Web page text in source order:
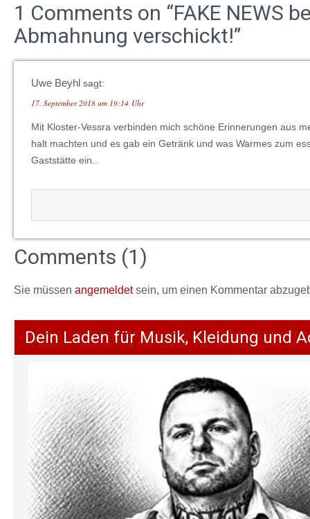
1 Comments on “FAKE NEWS
Abmahnung verschickt!”
Uwe Beyhl sagt:
17. September 2018 um 19:14 Uhr
Mit Kloster-Vessra verbinden mich schöne Erinnerungen aus
halt machten und es gab ein Getränk und was Warmes zum
Gaststätte ein..
Comments (1)
Sie müssen angemeldetsein, um einen Kommentar
Dein Laden für Musik, Kleidung und